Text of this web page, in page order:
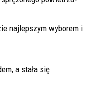
najlepszym wyborem i
a stała się